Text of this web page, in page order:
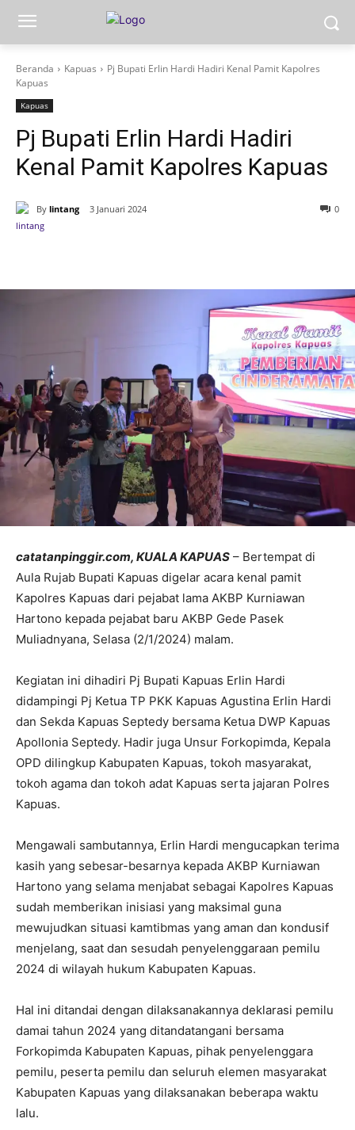
Beranda Kapuas
Pj Bupati Erlin Hardi Hadiri Kenal Pamit Kapolres
Kapuas
Kapuas
Pj Bupati Erlin Hardi Hadiri
Kenal Pamit Kapolres Kapuas
By lintang 3 Januari 2024 0
catatanpinggir.com, KUALA KAPUAS – Bertempat di
Aula Rujab Bupati Kapuas digelar acara kenal pamit
Kapolres Kapuas dari pejabat lama AKBP Kurniawan
Hartono kepada pejabat baru AKBP Gede Pasek
Muliadnyana, Selasa (2/1/2024) malam.
Kegiatan ini dihadiri Pj Bupati Kapuas Erlin Hardi
didampingi Pj Ketua TP PKK Kapuas Agustina Erlin Hardi
dan Sekda Kapuas Septedy bersama Ketua DWP Kapuas
Apollonia Septedy. Hadir juga Unsur Forkopimda, Kepala
OPD dilingkup Kabupaten Kapuas, tokoh masyarakat,
tokoh agama dan tokoh adat Kapuas serta jajaran Polres
Kapuas.
Mengawali sambutannya, Erlin Hardi mengucapkan terima
kasih yang sebesar-besarnya kepada AKBP Kurniawan
Hartono yang selama menjabat sebagai Kapolres Kapuas
sudah memberikan inisiasi yang maksimal guna
mewujudkan situasi kamtibmas yang aman dan kondusif
menjelang, saat dan sesudah penyelenggaraan pemilu
2024 di wilayah hukum Kabupaten Kapuas.
Hal ini ditandai dengan dilaksanakannya deklarasi pemilu
damai tahun 2024 yang ditandatangani bersama
Forkopimda Kabupaten Kapuas, pihak penyelenggara
pemilu, peserta pemilu dan seluruh elemen masyarakat
Kabupaten Kapuas yang dilaksanakan beberapa waktu
lalu.